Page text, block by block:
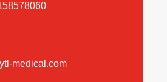
medical.com